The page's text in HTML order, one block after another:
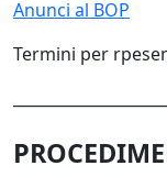
Anunci al BOP
Termini per